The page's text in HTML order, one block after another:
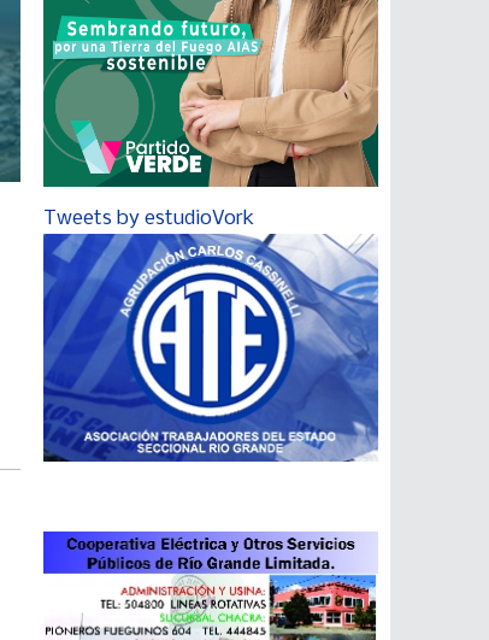
Tweets by estudioVork